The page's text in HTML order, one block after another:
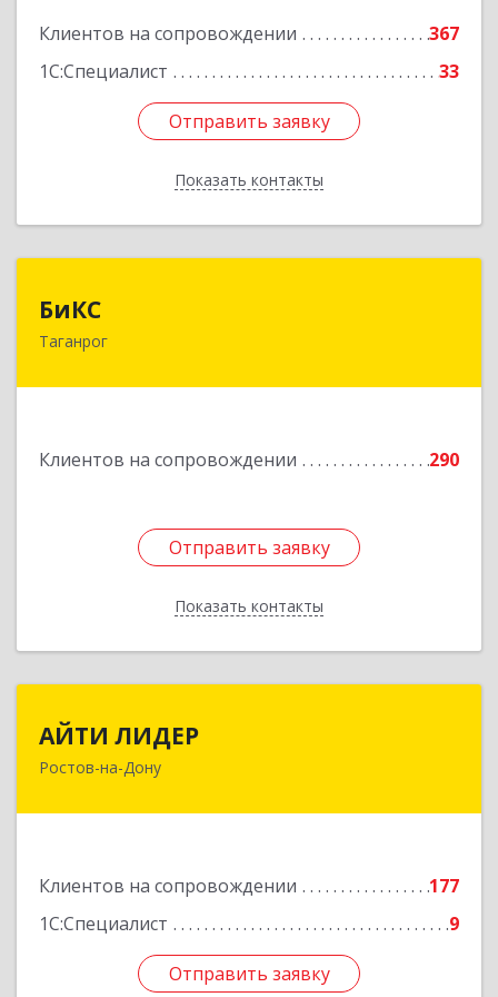
Клиентов на сопровождении
367
1С:Специалист
33
Отправить заявку
Показать контакты
Отправить заявку
Назад
БиКС
Таганрог
Клиентов на сопровождении 290
Отправить заявку
Показать контакты
347900, Ростовская обл, Таганрог г, Фрунзе ул,
Отправить заявку
Назад
АЙТИ ЛИДЕР
Ростов-на-Дону
Клиентов на сопровождении
177
1С:Специалист
9
Отправить заявку
344065, Ростовская обл, Ростов-на-Дону г,
Отправить заявку